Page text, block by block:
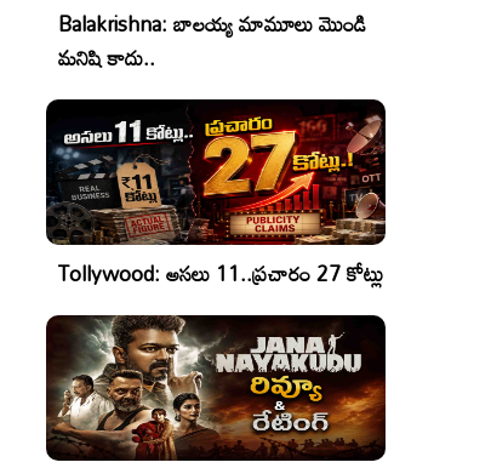
Balakrishna: బాలయ్య మామూలు మొండి
మనిషి కాదు..
Tollywood: అసలు 11..ప్రచారం 27 కోట్లు